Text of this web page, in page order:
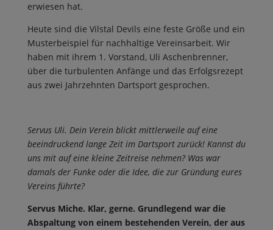
erwiesen hat.
Heute sind die Vilstal Devils eine feste Größe und ein
Musterbeispiel für nachhaltige Vereinsarbeit. Wir
haben mit ihrem 1. Vorstand, Uli Aschenbrenner,
über die turbulenten Anfänge und das Erfolgsrezept
aus zwei Jahrzehnten Dartsport gesprochen.
Servus Uli. Dein Verein blickt mittlerweile auf eine
beeindruckend lange Zeit im Dartsport zurück! Kannst du
uns mit auf eine kleine Zeitreise nehmen? Was war
damals der Funke oder die Idee, die zur Gründung eures
Vereins führte?
Servus Miche. Klar, gerne. Grundlegend war die
Abspaltung von einem bestehenden Verein, der aus